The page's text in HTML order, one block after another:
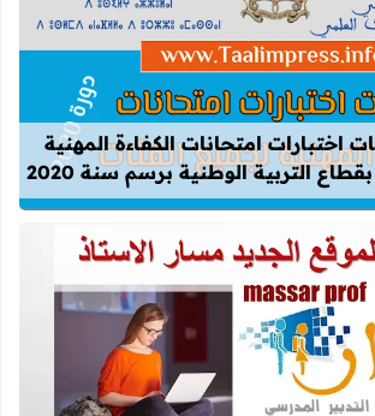
قراءة المزيد عن تحيين مواصفات
اختبارات امتحانات الكفاءة المهنية
التربية الوطنية برسم سنة 2020
قراءة المزيد عن idprovider men gov ma massar men gov ma العنوان الجديد لموقع مسار